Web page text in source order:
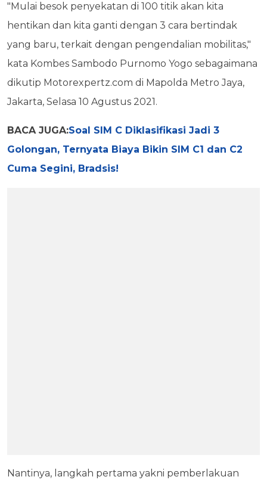
"Mulai besok penyekatan di 100 titik akan kita
hentikan dan kita ganti dengan 3 cara bertindak
yang baru, terkait dengan pengendalian mobilitas,"
kata Kombes Sambodo Purnomo Yogo sebagaimana
dikutip Motorexpertz.com di Mapolda Metro Jaya,
Jakarta, Selasa 10 Agustus 2021.
BACA JUGA:Soal SIM C Diklasifikasi Jadi 3
Golongan, Ternyata Biaya Bikin SIM C1 dan C2
Cuma Segini, Bradsis!
Nantinya, langkah pertama yakni pemberlakuan